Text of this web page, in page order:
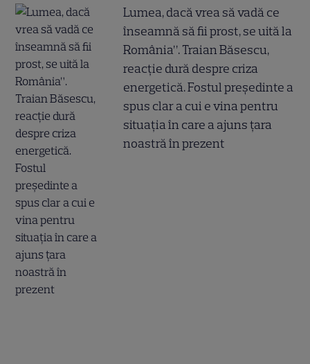
Lumea, dacă vrea să vadă ce
înseamnă să fii prost, se uită la
România”. Traian Băsescu,
reacție dură despre criza
energetică. Fostul președinte a
spus clar a cui e vina pentru
situația în care a ajuns țara
noastră în prezent